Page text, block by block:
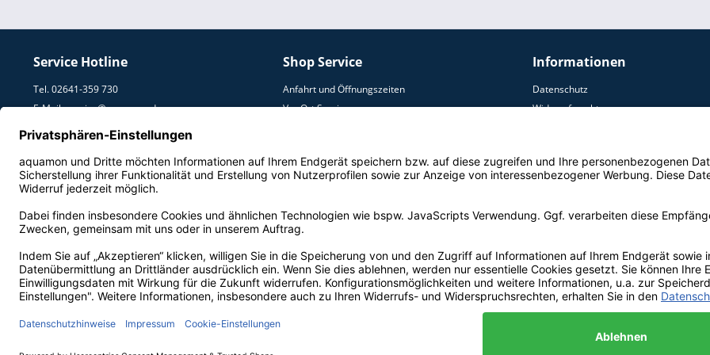
Service Hotline
Tel. 02641-359 730
E-Mail:service@aquamon.de
Shop Service
Anfahrt und Öffnungszeiten
Vor Ort Service
Informationen
Datenschutz
Widerrufsrecht
Impressum
Widerruf erklären